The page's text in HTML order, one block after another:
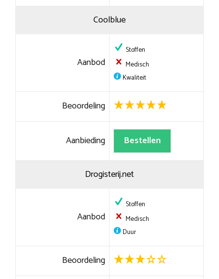
Coolblue
Aanbod
Stoffen
Medisch
Kwaliteit
Beoordeling
Aanbieding Bestellen
Drogisterij.net
Aanbod
Stoffen
Medisch
Duur
Beoordeling